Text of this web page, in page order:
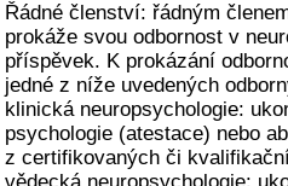
Řádné členství: řádným
prokáže svou odbornost v
příspěvek. K prokázání
jedné z níže uvedených
klinická neuropsychologie:
psychologie (atestace) nebo
z certifikovaných či